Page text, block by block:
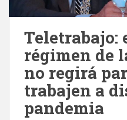
Teletrabajo:
régimen de
no regirá
trabajen a
pandemia